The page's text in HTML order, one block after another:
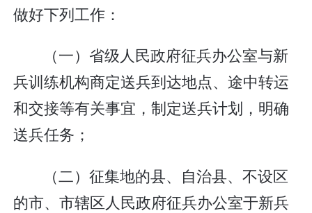
做好下列工作：
（一）省级人民政府征兵办公室与新
兵训练机构商定送兵到达地点、途中转运
和交接等有关事宜，制定送兵计划，明确
送兵任务；
（二）征集地的县、自治县、不设区
的市、市辖区人民政府征兵办公室于新兵